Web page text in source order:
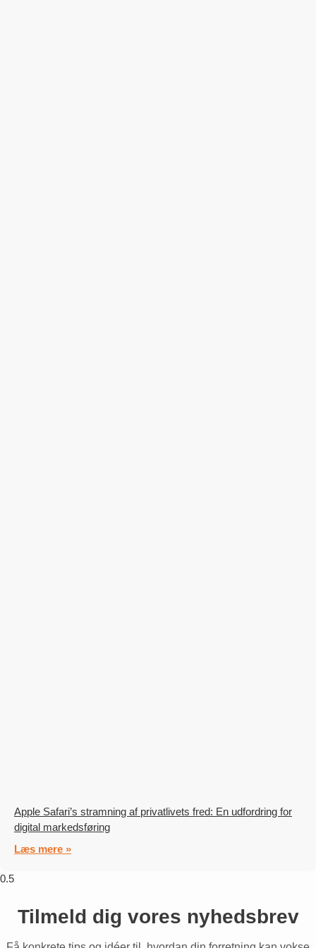
Apple Safari’s stramning af privatlivets fred: En udfordring for
digital markedsføring
Læs mere »
Tilmeld dig vores nyhedsbrev